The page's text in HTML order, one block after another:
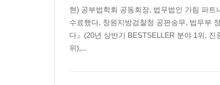
현) 공부법학회 공동회장, 법무법인 가림 파
수료했다. 창원지방검찰청 공판송무, 법무부
다』(20년 상반기 BESTSELLER 분야 1위,
위),...